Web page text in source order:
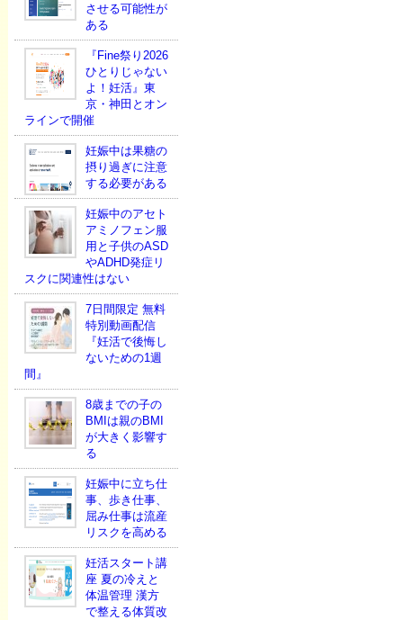
させる可能性が
ある
『Fine祭り2026
ひとりじゃない
よ！妊活』東
京・神田とオン
ラインで開催
妊娠中は果糖の
摂り過ぎに注意
する必要がある
妊娠中のアセト
アミノフェン服
用と子供のASD
やADHD発症リ
スクに関連性はない
7日間限定 無料
特別動画配信
『妊活で後悔し
ないための1週
間』
8歳までの子の
BMIは親のBMI
が大きく影響す
る
妊娠中に立ち仕
事、歩き仕事、
屈み仕事は流産
リスクを高める
妊活スタート講
座 夏の冷えと
体温管理 漢方
で整える体質改